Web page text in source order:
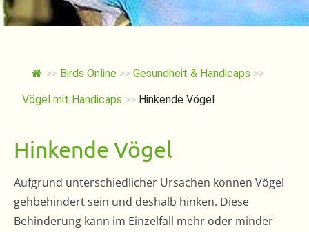
>> Birds Online >> Gesundheit & Handicaps >>
Vögel mit Handicaps >> Hinkende Vögel
Hinkende Vögel
Aufgrund unterschiedlicher Ursachen können Vögel
gehbehindert sein und deshalb hinken. Diese
Behinderung kann im Einzelfall mehr oder minder